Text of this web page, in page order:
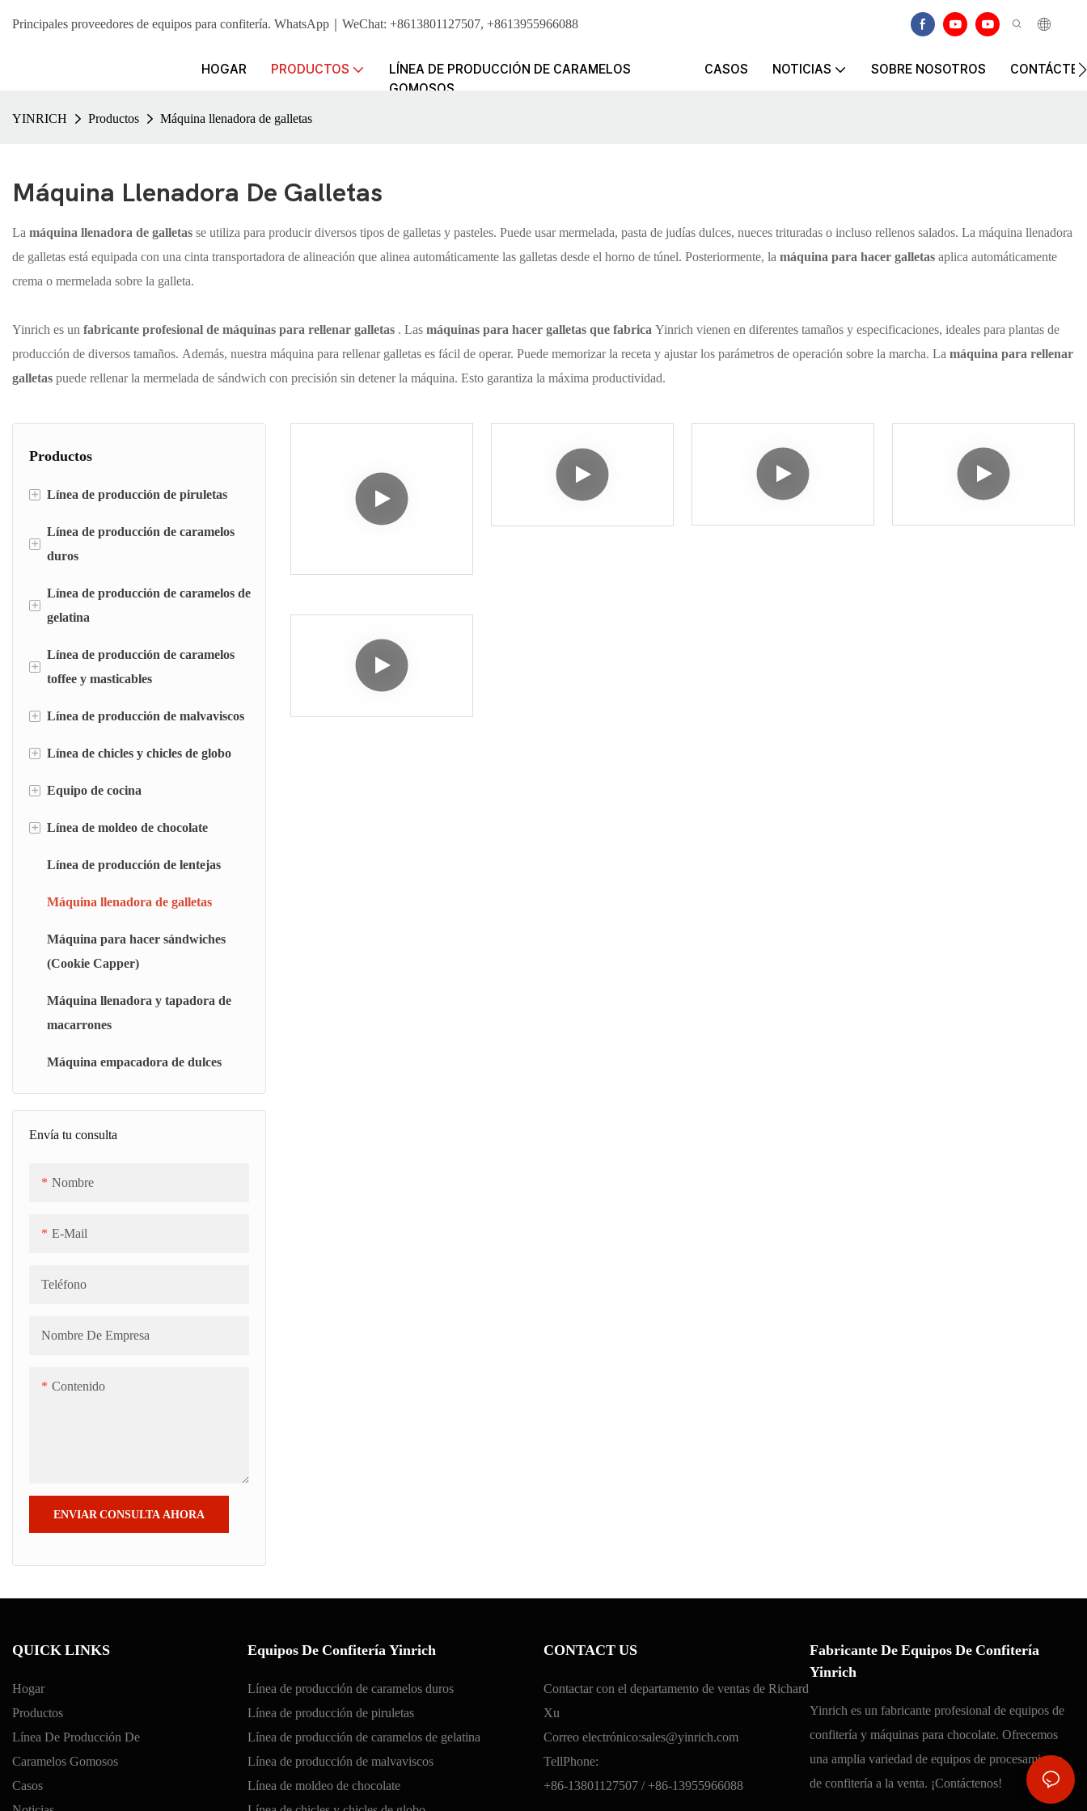
Principales proveedores de equipos para confitería. WhatsApp｜WeChat: +8613801127507, +8613955966088
HOGAR PRODUCTOS
LÍNEA DE PRODUCCIÓN DE CARAMELOS
GOMOSOS
CASOS NOTICIAS SOBRE NOSOTROS
YINRICH Productos Máquina llenadora de galletas
Máquina Llenadora De Galletas
La máquina llenadora de galletas se utiliza para producir diversos tipos de galletas y pasteles. Puede usar mermelada, pasta de judías dulces, nueces trituradas o incluso rellenos salados. La máquina llenadora
de galletas está equipada con una cinta transportadora de alineación que alinea automáticamente las galletas desde el horno de túnel. Posteriormente, la máquina para hacer galletas aplica automáticamente
crema o mermelada sobre la galleta.
Yinrich es un fabricante profesional de máquinas para rellenar galletas . Las máquinas para hacer galletas que fabrica Yinrich vienen en diferentes tamaños y especificaciones, ideales para plantas de
producción de diversos tamaños. Además, nuestra máquina para rellenar galletas es fácil de operar. Puede memorizar la receta y ajustar los parámetros de operación sobre la marcha. La máquina para rellenar
galletas puede rellenar la mermelada de sándwich con precisión sin detener la máquina. Esto garantiza la máxima productividad.
Productos
+ Línea de producción de piruletas
línea de depósito de piruletas
línea de troquelado de piruletas
Máquina troqueladora y envolvedora de
piruletas planas
+
Línea de producción de caramelos
duros
Línea de depósito de caramelos duros
Línea de troquelado de caramelos duros
Máquina empacadora de dulces
+
Línea de producción de caramelos de
gelatina
Línea de depósito de caramelos de gelatina
Máquina de magnate de gelatina
+
Línea de producción de caramelos
toffee y masticables
Línea de depósito de toffee
Línea de troquelado de caramelos blandos
Máquina para cortar y envolver caramelos
+ Línea de producción de malvaviscos
Línea de malvavisco depositada
Línea de malvaviscos extruidos
+ Línea de chicles y chicles de globo
Línea de chicles tipo almohada
Línea de chicles tipo hueco
+ Equipo de cocina
Sistema de pesaje automático (AWS)
Sistema de disolución rápida (RDS)
Cocedor de cámara flash (FCC)
Horno de película fina (BM)
Unidad de cocción al vacío por lotes (BJC)
Cocedor continuo de gelatina y
+ Línea de moldeo de chocolate
Máquina para recubrir chocolate
Línea de producción de lentejas
Máquina llenadora de galletas
Máquina para hacer sándwiches
(Cookie Capper)
Máquina llenadora y tapadora de
macarrones
Máquina empacadora de dulces
Envía tu consulta
Nombre
E-Mail
Teléfono
Nombre De Empresa
Contenido
ENVIAR CONSULTA AHORA
QUICK LINKS
Hogar
Productos
Línea De Producción De
Caramelos Gomosos
Casos
Equipos De Confitería Yinrich
Línea de producción de caramelos duros
Línea de producción de piruletas
Línea de producción de caramelos de gelatina
Línea de producción de malvaviscos
Línea de moldeo de chocolate
CONTACT US
Contactar con el departamento de ventas de Richard
Xu
Correo electrónico:sales@yinrich.com
TellPhone:
+86-13801127507 / +86-13955966088
Fabricante De Equipos De Confitería
Yinrich
Yinrich es un fabricante profesional de equipos de
confitería y máquinas para chocolate. Ofrecemos
una amplia variedad de equipos de procesamiento
de confitería a la venta. ¡Contáctenos!